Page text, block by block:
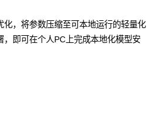
化，将参数压缩至可本地运行的轻量化
，即可在个人PC上完成本地化模型安